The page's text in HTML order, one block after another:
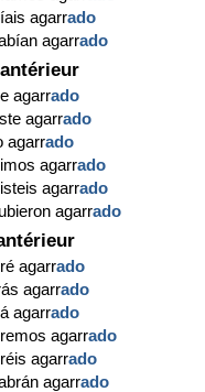
agarrado
agarrado
agarrado
agarrado
agarrado
agarrado
agarrado
agarrado
agarrado
agarrado
agarrado
agarrado
agarrado
agarrado